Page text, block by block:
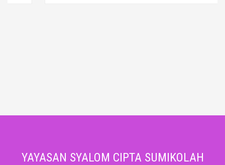
YAYASAN SYALOM CIPTA SUMIKOLAH